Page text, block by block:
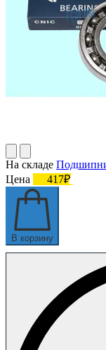
На складе
Цена
417₽
В корзину